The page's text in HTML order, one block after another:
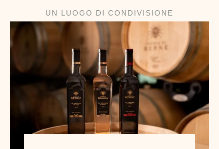
UN LUOGO DI CONDIVISIONE